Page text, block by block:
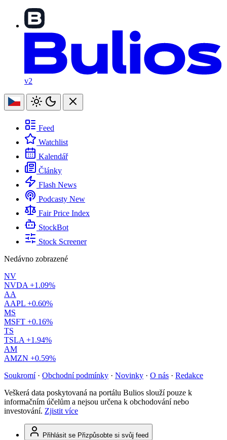
v2
Feed
Watchlist
Kalendář
Články
Flash News
Podcasty New
Fair Price Index
StockBot
Stock Screener
Nedávno zobrazené
NV
NVDA +1.09%
AA
AAPL +0.60%
MS
MSFT +0.16%
TS
TSLA +1.94%
AM
AMZN +0.59%
Soukromí · Obchodní podmínky · Novinky · O nás · Redakce
Veškerá data poskytovaná na portálu Bulios slouží pouze k
informačním účelům a nejsou určena k obchodování nebo
investování. Zjistit více
Přihlásit se Přizpůsobte si svůj feed